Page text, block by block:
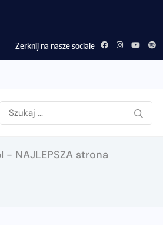
Zerknij na nasze sociale
- NAJLEPSZA strona